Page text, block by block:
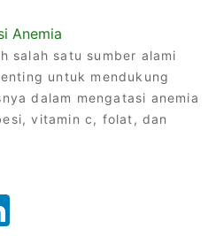
Anemia
salah satu sumber alami
untuk mendukung
dalam mengatasi anemia
vitamin c, folat, dan